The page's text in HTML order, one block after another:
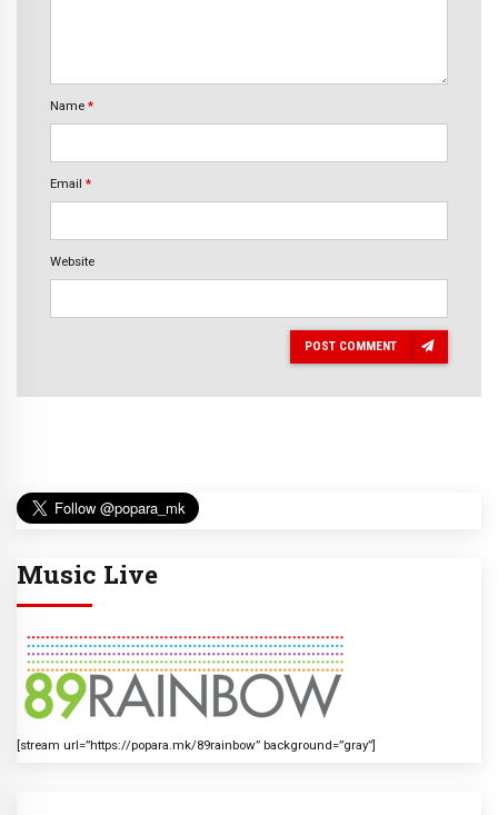
Name *
Email *
Website
POST COMMENT
Music Live
[stream url=”https://popara.mk/89rainbow” background=”gray”]